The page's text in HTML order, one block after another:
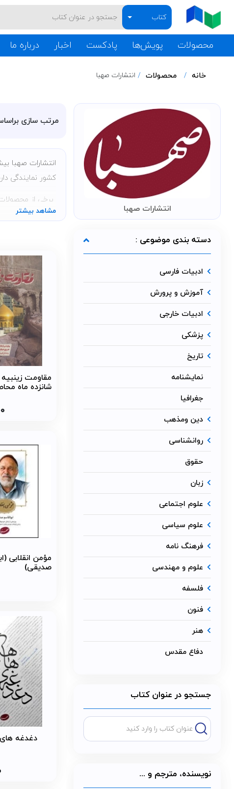
کتاب
محصولات پویش‌ها پادکست اخبار درباره ما
خانه محصولات انتشارات صهبا
انتشارات صهبا
دسته بندی موضوعی :
ادبیات فارسی
آموزش و پرورش
ادبیات خارجی
پزشکی
تاریخ
نمایشنامه
جغرافیا
دین ومذهب
روانشناسی
حقوق
زبان
علوم اجتماعی
علوم سیاسی
فرهنگ نامه
علوم و مهندسی
فلسفه
فنون
هنر
دفاع مقدس
جستجو در عنوان کتاب
نویسنده، مترجم و ...
مرتب سازی
انتشارات صهبا
کشور نمایندگی
برخی از
روایت آخر ، مقاومت
مشاهد بیشتر
مقاومت زینبیه
شانزده ماه
مؤمن انقلابی
صدیقی)
دغدغه